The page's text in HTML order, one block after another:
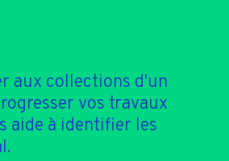
aux collections d'un
vos travaux
aide à identifier les